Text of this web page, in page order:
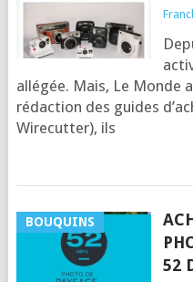
allé­gée. Mais, Le Monde
rédac­tion des guides
Wire­cut­ter), ils
BOUQUINS
52